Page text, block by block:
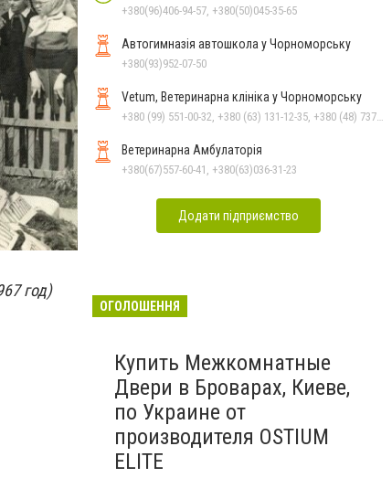
год)
+380(96)406-94-57, +380(50)045-35-65
Автогимназія автошкола у Чорноморську
+380(93)952-07-50
Vetum, Ветеринарна клініка у Чорноморську
Ветеринарна Амбулаторія
+380(67)557-60-41, +380(63)036-31-23
Додати підприємство
ОГОЛОШЕННЯ
Купить Межкомнатные
Двери в Броварах, Киеве,
по Украине от
производителя OSTIUM
ELITE